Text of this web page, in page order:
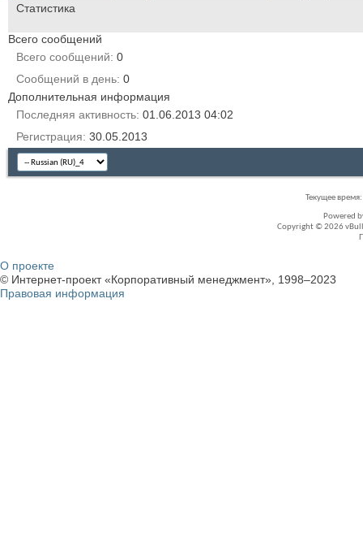
Статистика
Всего сообщений
Всего сообщений 0
Сообщений в день 0
Дополнительная информация
Последняя активность 01.06.2013 04:02
Регистрация 30.05.2013
Текущее время:
Powered
Copyright © 2026
О проекте
© Интернет-проект «Корпоративный менеджмент», 1998–2023
Правовая информация